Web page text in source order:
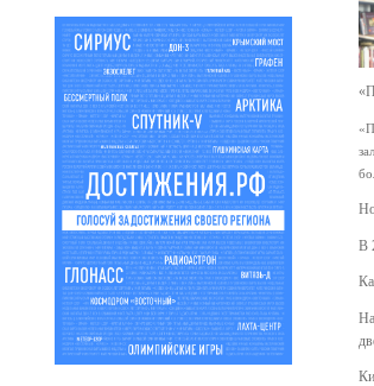
В